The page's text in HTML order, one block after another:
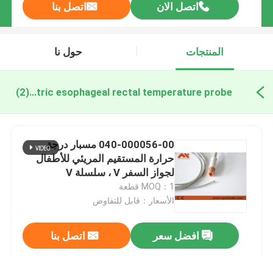
اتصل الان اتصل بنا
المنتجات حول نا
pediatric esophageal rectal temperature probe التصنيع عبر الإنترنت(2)
040-000056-00 مسبار درجة
حرارة المستقيم المريئي للأطفال
لجواز السفر V ، سلسلة V
MOQ：1 قطعة
الأسعار：قابل للتفاوض
افضل سعر اتصل بنا